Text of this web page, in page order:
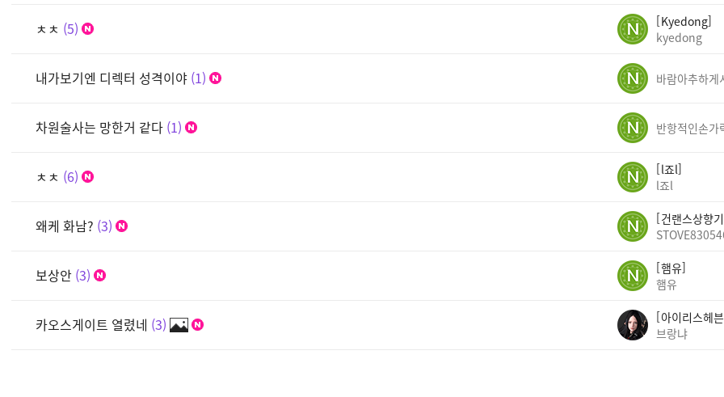
ㅊㅊ 5
Kyedong
kyedong
내가보기엔 디렉터 성격이야 1
차원술사는 망한거 같다 1 반항적인손가
ㅊㅊ 6
l죠l
l죠l
왜케 화남? 3
건랜스상향
보상안 3
햄유
햄유
카오스게이트 열렸네 3
아이리스헤
브랑냐